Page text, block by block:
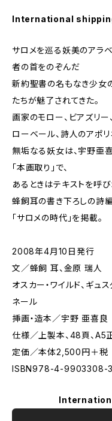
International
サロメを巡る妖美のアラ
者の首をのぞんだ
新約聖書の名もなき少女
たちが魅了されてきた。
画家のモロー、ビアズリー
ローベール、詩人のアポリ
無垢なる妖女は、宇野亜
「本画取り」で、
あるときはテキストを呼び
蜂飼耳の書き下ろしの詩
「サロメの時代」を掲載。
2008年4月10日発行
文／蜂飼 耳、金原 瑞人
オスカー・ワイルド、ギュ
ネール
挿画・造本／宇野 亜喜良
仕様／上製本、48頁、A5
定価／本体2,500円＋税
ISBN978-4-9903308-